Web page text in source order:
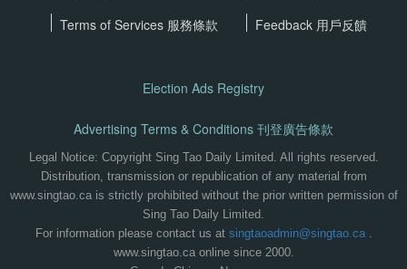
Terms of Services 服務條款 Feedback 用戶反饋
Election Ads Registry
Advertising Terms & Conditions 刊登廣告條款
Legal Notice: Copyright Sing Tao Daily Limited. All rights reserved.
Distribution, transmission or republication of any material from
www.singtao.ca is strictly prohibited without the prior written permission of
Sing Tao Daily Limited.
For information please contact us at singtaoadmin@singtao.ca.
www.singtao.ca online since 2000.